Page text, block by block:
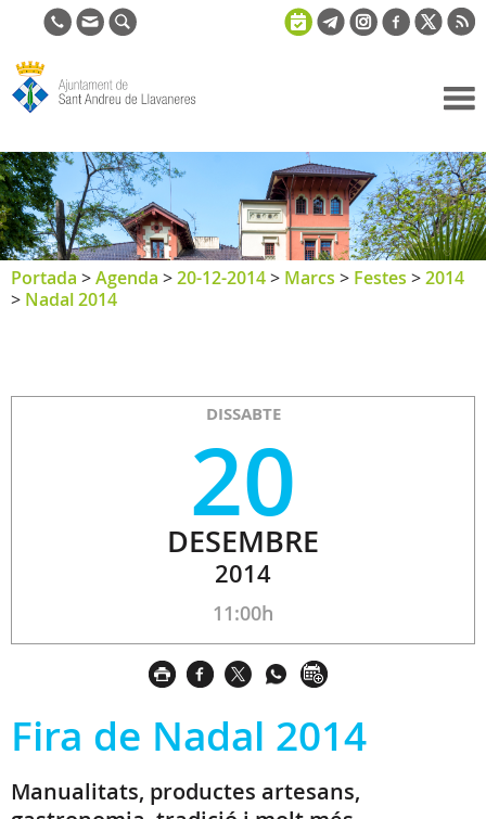
de Sant
Andreu de
Llavaneres
Portada >Agenda >20-12-2014> Marcs > Festes >2014
> Nadal 2014
DISSABTE
20
DESEMBRE
2014
11:00h
Fira de Nadal 2014
Manualitats, productes artesans,